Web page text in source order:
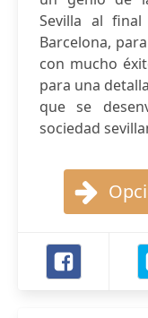
Sevilla al
Barcelona,
con mucho
para una
que se
sociedad